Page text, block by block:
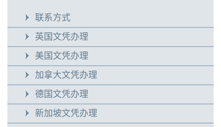
联系方式
英国文凭办理
美国文凭办理
加拿大文凭办理
德国文凭办理
新加坡文凭办理